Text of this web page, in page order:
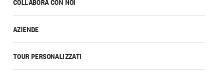
AZIENDE
TOUR PERSONALIZZATI